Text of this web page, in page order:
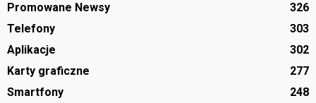
Promowane Newsy
326
Telefony
303
Aplikacje
302
Karty graficzne
277
Smartfony
248